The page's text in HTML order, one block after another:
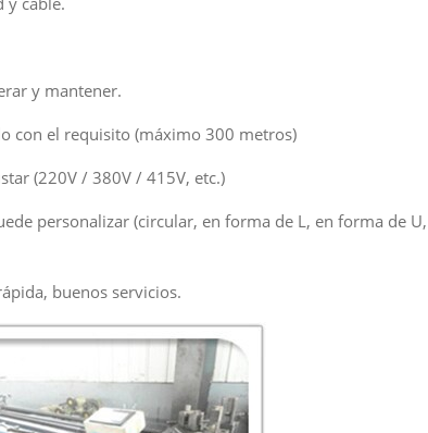
y mantener.
con el requisito (máximo 300 metros)
(220V / 380V / 415V, etc.)
personalizar (circular, en forma de L, en forma de U,
buenos servicios.